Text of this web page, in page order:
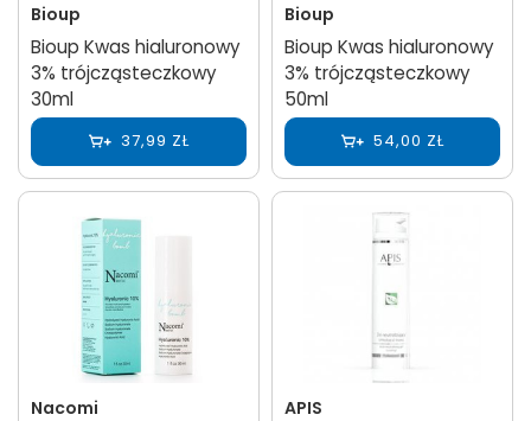
Bioup
Bioup Kwas hialuronowy
3% trójcząsteczkowy
30ml
37,99 ZŁ
Bioup
Bioup Kwas hialuronowy
3% trójcząsteczkowy
50ml
54,00 ZŁ
Nacomi APIS